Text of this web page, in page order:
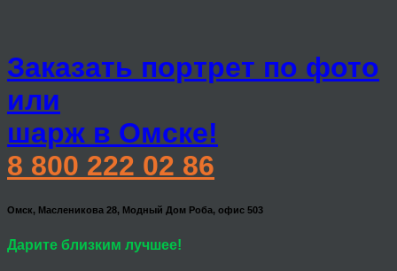
Заказать портрет по фото
или
шарж в Омске!
8 800 222 02 86
Омск, Масленикова 28, Модный Дом Роба, офис 503
Дарите близким лучшее!